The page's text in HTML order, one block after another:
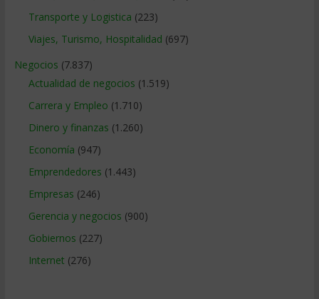
Transporte y Logistica (223)
Viajes, Turismo, Hospitalidad (697)
Negocios (7.837)
Actualidad de negocios (1.519)
Carrera y Empleo (1.710)
Dinero y finanzas (1.260)
Economía (947)
Emprendedores (1.443)
Empresas (246)
Gerencia y negocios (900)
Gobiernos (227)
Internet (276)